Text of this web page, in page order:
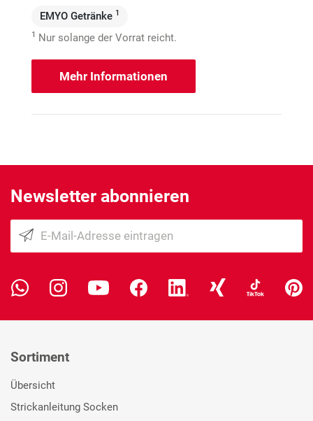
EMYO Getränke 1
1 Nur solange der Vorrat reicht.
Mehr Informationen
Newsletter abonnieren
Sortiment
Übersicht
Strickanleitung Socken